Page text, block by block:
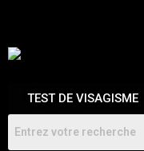
TEST DE VISAGISME